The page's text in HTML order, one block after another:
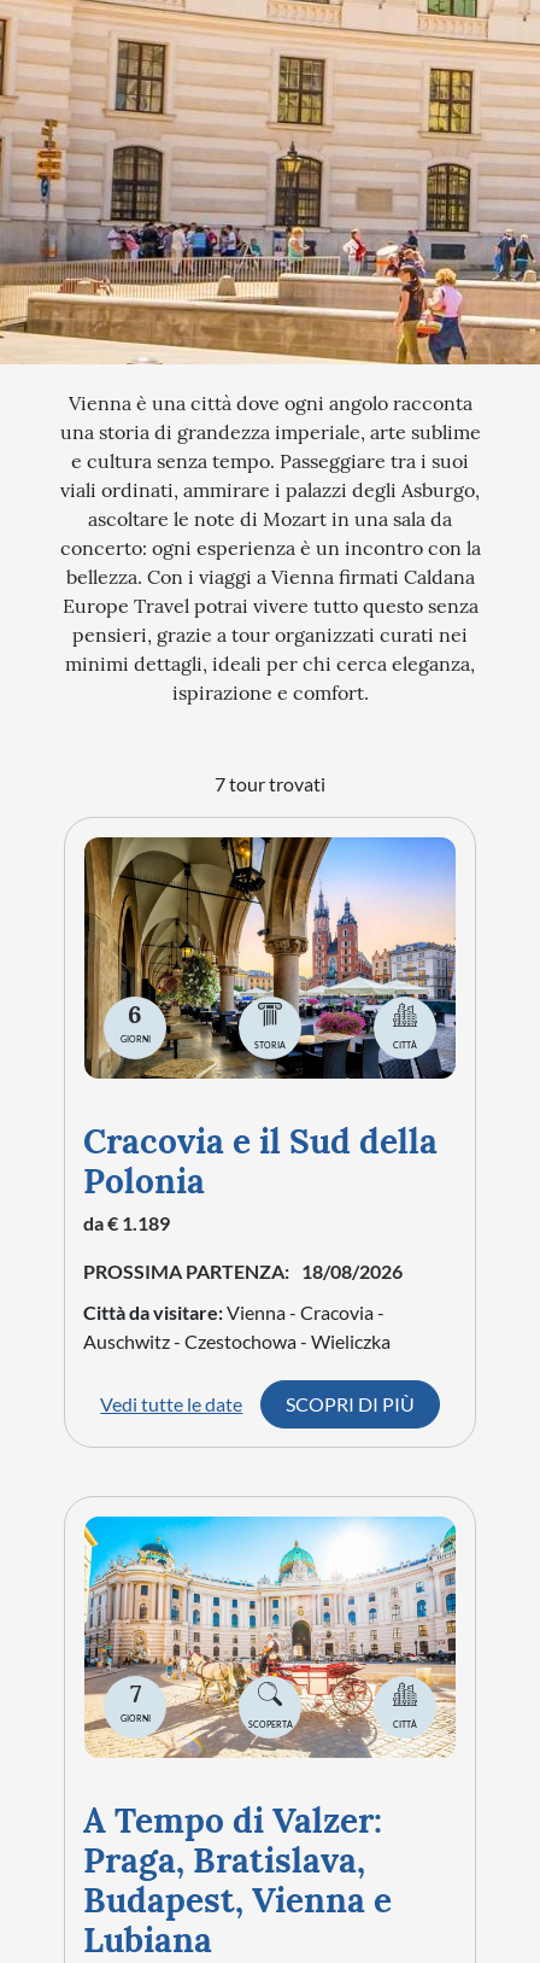
Vienna è una città dove ogni angolo racconta
una storia di grandezza imperiale, arte sublime
e cultura senza tempo. Passeggiare tra i suoi
viali ordinati, ammirare i palazzi degli Asburgo,
ascoltare le note di Mozart in una sala da
concerto: ogni esperienza è un incontro con la
bellezza. Con i viaggi a Vienna firmati Caldana
Europe Travel potrai vivere tutto questo senza
pensieri, grazie a tour organizzati curati nei
minimi dettagli, ideali per chi cerca eleganza,
ispirazione e comfort.
7 tour trovati
6
GIORNI
STORIA CITTÀ
Cracovia e il Sud della
Polonia
da € 1.189
PROSSIMA PARTENZA: 18/08/2026
Città da visitare:Vienna - Cracovia -
Auschwitz - Czestochowa - Wieliczka
Vedi tutte le date SCOPRI DI PIÙ
7
GIORNI
SCOPERTA CITTÀ
A Tempo di Valzer:
Praga, Bratislava,
Budapest, Vienna e
Lubiana
QUANDO VUOI PARTIRE?
SCEGLI LE DATE
AGOSTO
FERRAGOSTO
SETTEMBRE
OTTOBRE
PONTE DI OGNISSANTI
INTERESSI
QUALI SONO I TUOI INTERESSI?
MERCATINI DI NATALE
NOVITA
EXCLUSIVE
SOGGIORNO CON ESCURSIONI
TOUR ESCORTED
TRATTI DI PASSEGGIATA
SCOPERTA
NATURA
I LUOGHI DELLO SPIRITO
STORIA
CITTÀ
EVENTI SPECIALI
CERCA IL TUO VIAGGIO